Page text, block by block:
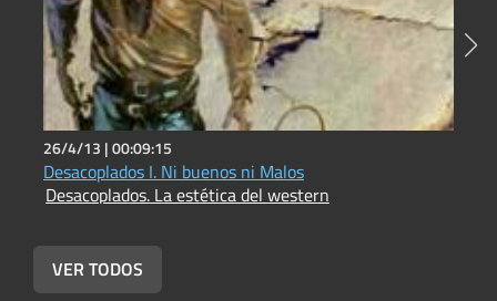
26/4/13 |00:09:15
Desacoplados I. Ni buenos ni Malos
Desacoplados. La estética del western
VER TODOS